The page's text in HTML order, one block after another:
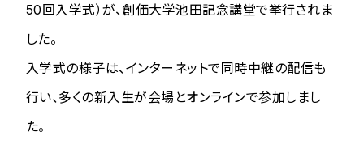
50回入学式）が、創価大学池田記念講堂で挙行されま
した。
入学式の様子は、インターネットで同時中継の配信も
行い、多くの新入生が会場とオンラインで参加しまし
た。